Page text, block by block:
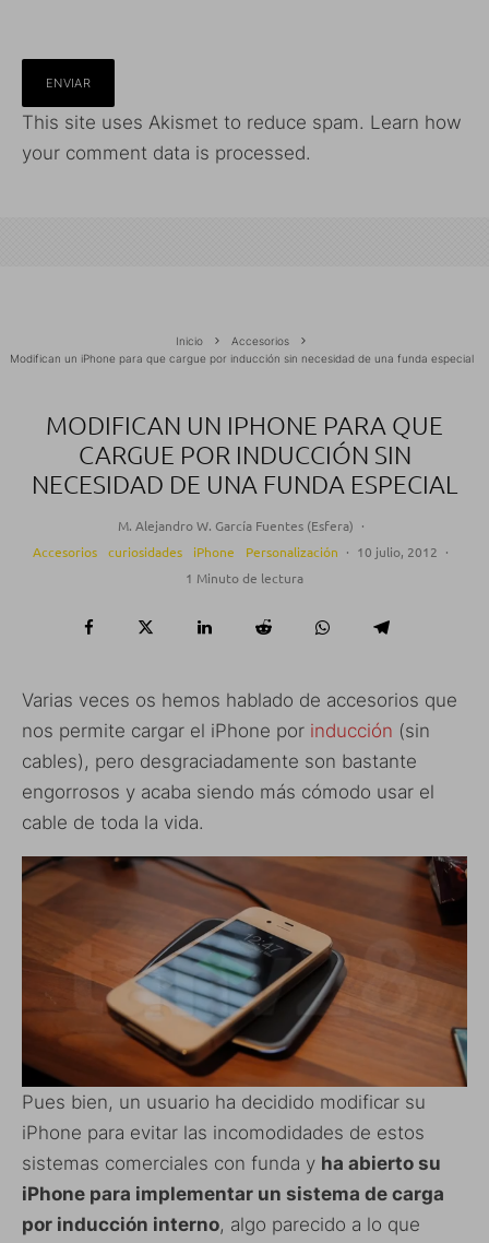
This site uses Akismet to reduce spam. Learn how
your comment data is processed.
Inicio
Accesorios
Modifican un iPhone para que cargue por inducción sin necesidad de una funda especial
MODIFICAN UN IPHONE PARA QUE
CARGUE POR INDUCCIÓN SIN
NECESIDAD DE UNA FUNDA ESPECIAL
M. Alejandro W. García Fuentes (Esfera) ·
Accesorios
curiosidades iPhone Personalización · 10 julio, 2012 ·
1 Minuto de lectura
Varias veces os hemos hablado de accesorios que
nos permite cargar el iPhone por inducción (sin
cables), pero desgraciadamente son bastante
engorrosos y acaba siendo más cómodo usar el
cable de toda la vida.
Pues bien, un usuario ha decidido modificar su
iPhone para evitar las incomodidades de estos
sistemas comerciales con funda y ha abierto su
iPhone para implementar un sistema de carga
por inducción interno, algo parecido a lo que